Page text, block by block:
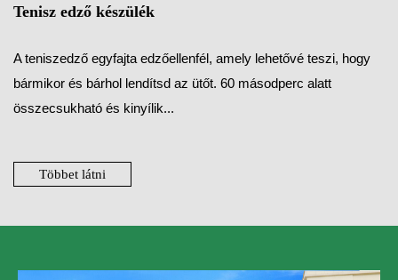
Tenisz edző készülék
A teniszedző egyfajta edzőellenfél, amely lehetővé teszi, hogy
bármikor és bárhol lendítsd az ütőt. 60 másodperc alatt
összecsukható és kinyílik...
Többet látni